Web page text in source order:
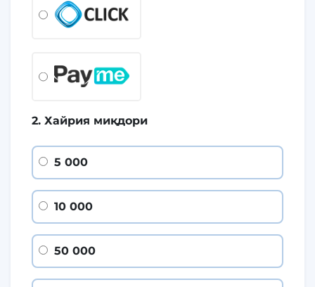
2. Хайрия миқдори
5 000
10 000
50 000